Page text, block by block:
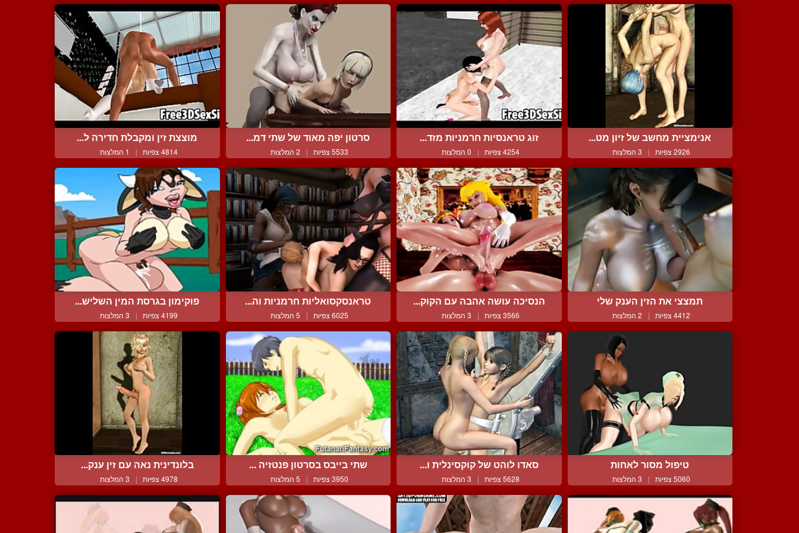
אנימציית מחשב של זיון מט...
2926 צפיות | 3 המלצות
זוג טראנסיות חרמניות מזד...
4254 צפיות | 0 המלצות
סרטון יפה מאוד של שתי דמ...
5533 צפיות | 2 המלצות
מוצצת זין ומקבלת חדירה ל...
4814 צפיות | 1 המלצות
תמצצי את הזין הענק שלי
4412 צפיות | 2 המלצות
הנסיכה עושה אהבה עם הקוק...
3566 צפיות | 3 המלצות
טראנסקסואליות חרמניות וה...
6025 צפיות | 5 המלצות
פוקימון בגרסת המין השליש...
4199 צפיות | 3 המלצות
טיפול מסור לאחות
5060 צפיות | 3 המלצות
סאדו לוהט של קוקסינלית ו...
5628 צפיות | 3 המלצות
שתי בייבס בסרטון פנטזיה ...
3950 צפיות | 5 המלצות
בלונדינית נאה עם זין ענק...
4978 צפיות | 3 המלצות